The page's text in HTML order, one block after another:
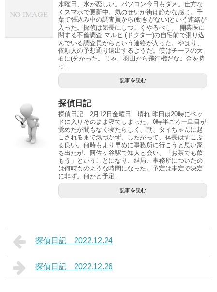
水曜日、水が恋しい。パソコン今日もダメ。仕方な
くスマホで更新中。気のせいか街は静かな感じ。千
葉で張込み中の調査員から(動きがない)という連絡が
入った。探偵は気長にしつこくやるべし。 開業医に
関する不倫調査 マルヒ (ドクター)の自宅前で張り込
んでいる調査員からという連絡が入った。やはり、
依頼人の予想通り遠出するようだ。僕はチーフの大
石に(分かった。じゃ、羽田から飛行機だな。金を持
っ...
記事を読む
探偵日記
探偵日記 2月12日金曜日 晴れ 昨日は20時にベッ
ドに入りそのまま寝てしまった。0時半ごろ一旦目が
覚めたが間もなく寝たらしく、朝、タイちゃんに起
こされるまで気づかず、したがって、体長はすこぶ
る良い。何時もより早めに事務所に行こうと思い家
を出たが、阿佐ヶ谷駅で知人と会い、「お茶でも飲
もう」ということになり、結局、事務所についたの
は何時ものような時間になった。予定は未定で決定
に非ず。何かと予定...
記事を読む
探偵日記 2022.12.24
探偵日記 2022.12.26